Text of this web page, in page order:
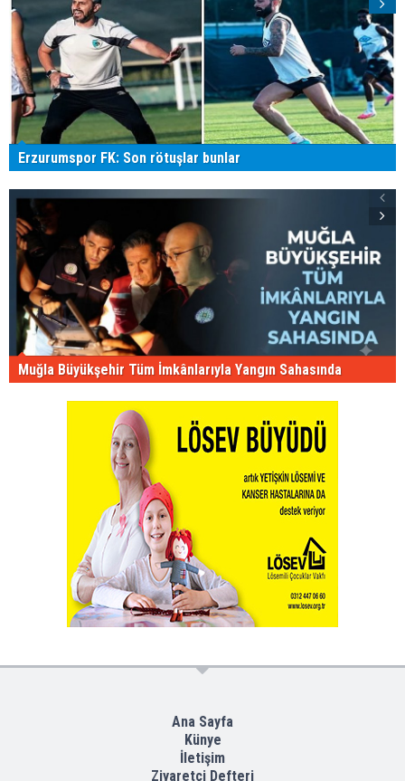
Erzurumspor FK: Son rötuşlar bunlar
Muğla Büyükşehir Tüm İmkânlarıyla Yangın Sahasında
Ana Sayfa
Künye
İletişim
Ziyaretçi Defteri